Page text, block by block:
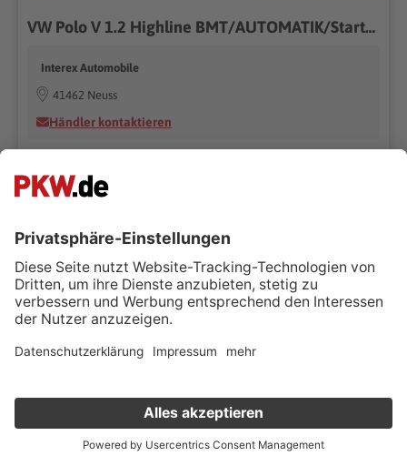
VW Polo V 1.2 Highline BMT/AUTOMATIK/Start-Stopp/++
Interex Automobile
41462 Neuss
Händler kontaktieren
10/2014
109g CO₂/km (komb.)* | 4.7 l/100km (komb.)*
Superpreis
Verkauf deinen Gebrauchten online